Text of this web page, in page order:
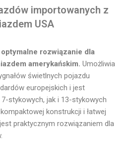
importowanych z
USA
rozwiązanie dla
amerykańskim. Umożliwia
świetlnych pojazdu
europejskich i jest
stykowych, jak i 13-stykowych
konstrukcji i łatwej
praktycznym rozwiązaniem dla